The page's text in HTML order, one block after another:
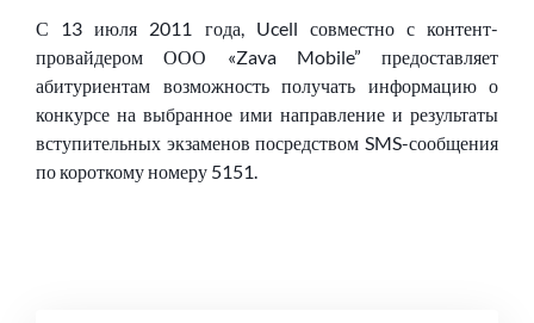
С 13 июля 2011 года, Ucell совместно с контент-
провайдером ООО «Zava Mobile” предоставляет
абитуриентам возможность получать информацию о
конкурсе на выбранное ими направление и результаты
вступительных экзаменов посредством SMS-сообщения
по короткому номеру 5151.